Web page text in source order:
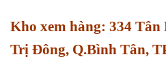
Kho xem hàng: 334 Tân
Trị Đông, Q.Bình Tân,